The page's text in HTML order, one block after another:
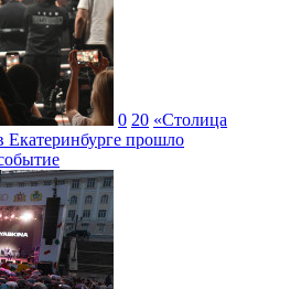
0 20 «Столица
Екатеринбурге прошло